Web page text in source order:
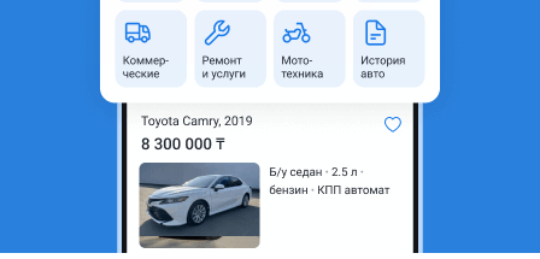
81 4
Бампер, бамперы в сборе